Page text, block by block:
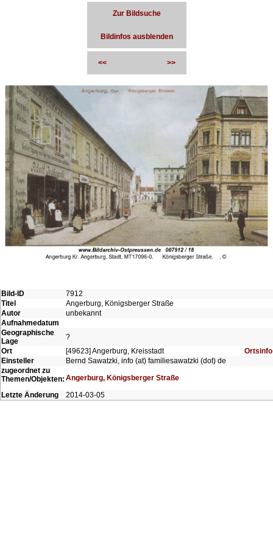
Zur Bildsuche
Bildinfos ausblenden
<< >>
Bild-ID
7912
Titel
Angerburg, Königsberger Straße
Autor
unbekannt
Aufnahmedatum
Geographische
Lage
?
Ort
[49623] Angerburg, Kreisstadt
Ortsinfo
Einsteller
Bernd Sawatzki, info (at) familiesawatzki (dot) de
zugeordnet zu
Themen/Objekten: Angerburg, Königsberger Straße
Letzte Änderung
2014-03-05